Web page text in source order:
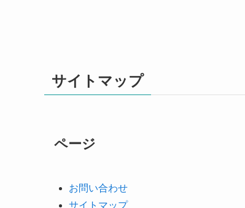
サイトマップ
ページ
お問い合わせ
サイトマップ